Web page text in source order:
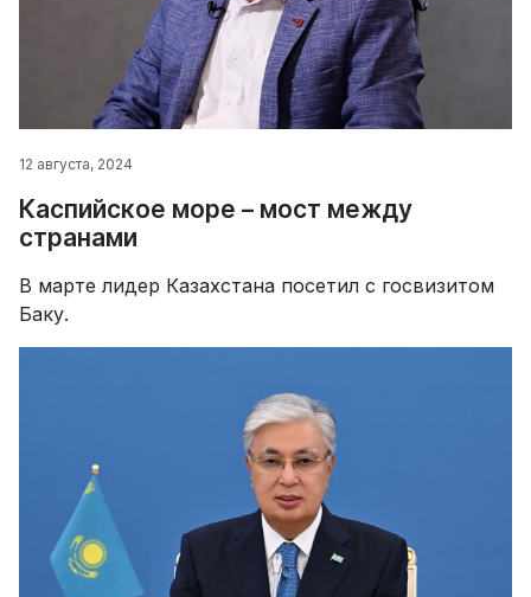
12 августа, 2024
Каспийское море – мост между
странами
В марте лидер Казахстана посетил с госвизитом
Баку.